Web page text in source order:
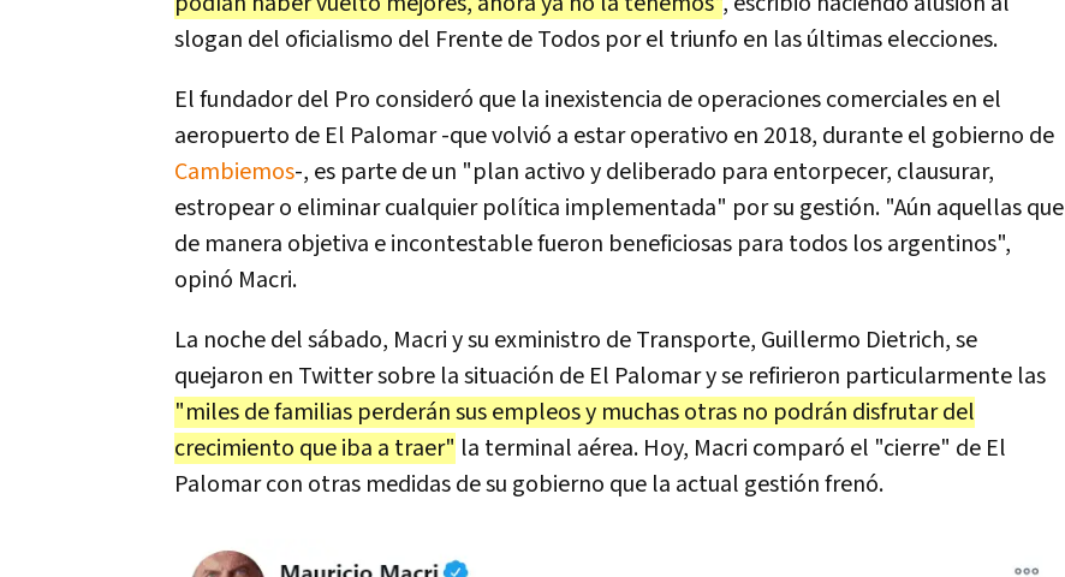
slogan del oficialismo del Frente de Todos por el triunfo en las últimas elecciones.
El fundador del Pro consideró que la inexistencia de operaciones comerciales en el
aeropuerto de El Palomar -que volvió a estar operativo en 2018, durante el gobierno de
Cambiemos-, es parte de un "plan activo y deliberado para entorpecer, clausurar,
estropear o eliminar cualquier política implementada" por su gestión. "Aún aquellas que
de manera objetiva e incontestable fueron beneficiosas para todos los argentinos",
opinó Macri.
La noche del sábado, Macri y su exministro de Transporte, Guillermo Dietrich, se
quejaron en Twitter sobre la situación de El Palomar y se refirieron particularmente las
"miles de familias perderán sus empleos y muchas otras no podrán disfrutar del
crecimiento que iba a traer" la terminal aérea. Hoy, Macri comparó el "cierre" de El
Palomar con otras medidas de su gobierno que la actual gestión frenó.